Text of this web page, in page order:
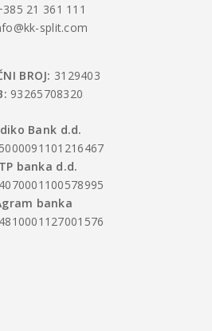
21 361 111
split.com
BROJ: 3129403
93265708320
Bank d.d.
banka d.d.
banka